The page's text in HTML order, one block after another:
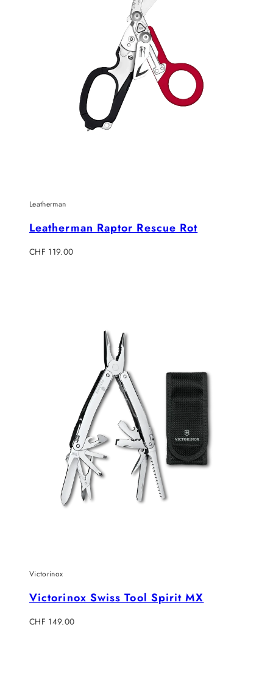
Leatherman
Leatherman Raptor Rescue Rot
Regulärer
CHF 119.00
Victorinox
Victorinox Swiss Tool Spirit MX
Regulärer
CHF 149.00